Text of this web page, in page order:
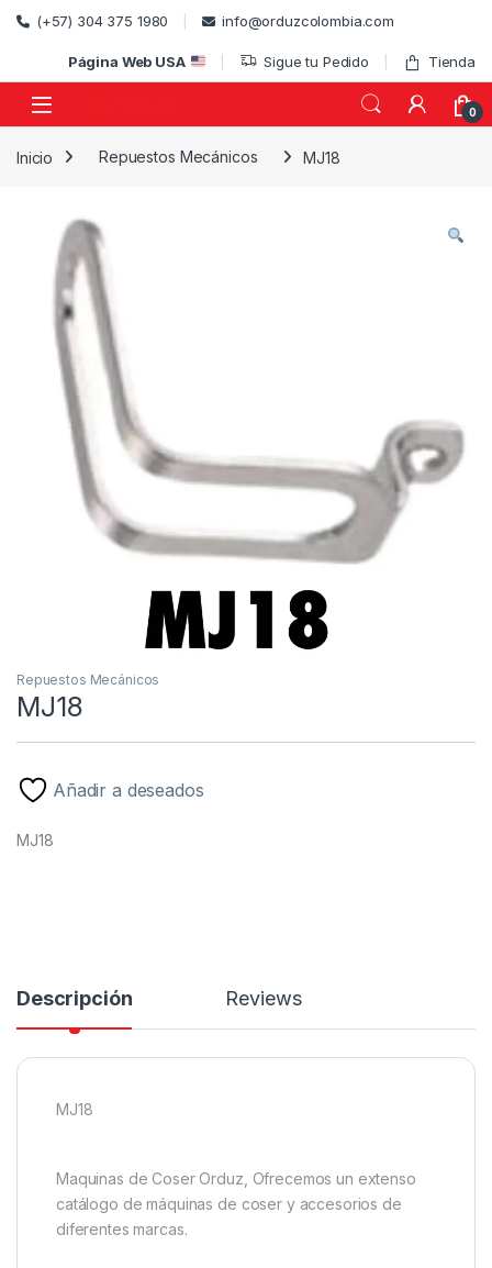
Skip to navigation
Skip to content
(+57) 304 375 1980 info@orduzcolombia.com
Página Web USA Sigue tu Pedido Tienda
0
Inicio Repuestos Mecánicos MJ18
Repuestos Mecánicos
MJ18
Añadir a deseados
MJ18
Descripción Reviews
MJ18
Maquinas de Coser Orduz, Ofrecemos un extenso
catálogo de máquinas de coser y accesorios de
diferentes marcas.